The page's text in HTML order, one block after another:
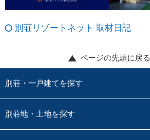
別荘リゾートネット 取材日記
ページの先頭に戻る
別荘・一戸建てを探す
別荘地・土地を探す